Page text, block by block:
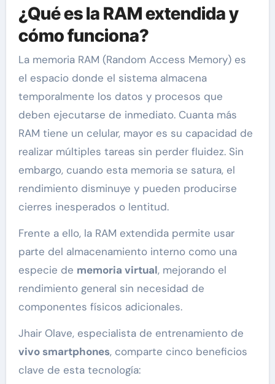
¿Qué es la RAM extendida y
cómo funciona?
La memoria RAM (Random Access Memory) es
el espacio donde el sistema almacena
temporalmente los datos y procesos que
deben ejecutarse de inmediato. Cuanta más
RAM tiene un celular, mayor es su capacidad de
realizar múltiples tareas sin perder fluidez. Sin
embargo, cuando esta memoria se satura, el
rendimiento disminuye y pueden producirse
cierres inesperados o lentitud.
Frente a ello, la RAM extendida permite usar
parte del almacenamiento interno como una
especie de memoria virtual, mejorando el
rendimiento general sin necesidad de
componentes físicos adicionales.
Jhair Olave, especialista de entrenamiento de
vivo smartphones, comparte cinco beneficios
clave de esta tecnología: